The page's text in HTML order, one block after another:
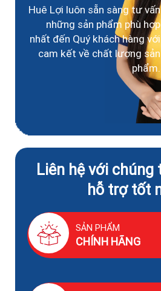
Huê Lợi luôn sẵn sàng tư vấn
những sản phẩm phù hợp
nhất đến Quý khách hàng với
cam kết về chất lượng sản
phẩm.
Liên hệ với
hỗ trợ tốt
SẢN PHẨM
CHÍNH HÃNG